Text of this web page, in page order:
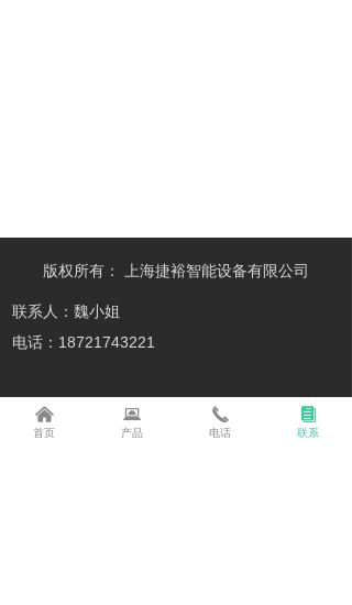
版权所有： 上海捷裕智能设备有限公司
联系人：魏小姐
电话：18721743221
낀
首页
뀵
产品
끅
电话
뀴
联系